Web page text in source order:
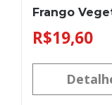
Frango
R$19,60